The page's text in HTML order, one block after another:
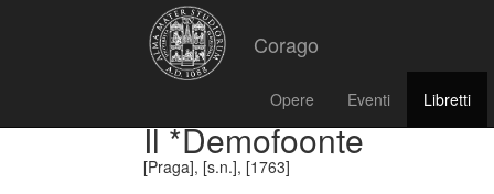
Corago
Opere Eventi Libretti
Il *Demofoonte
[Praga], [s.n.], [1763]